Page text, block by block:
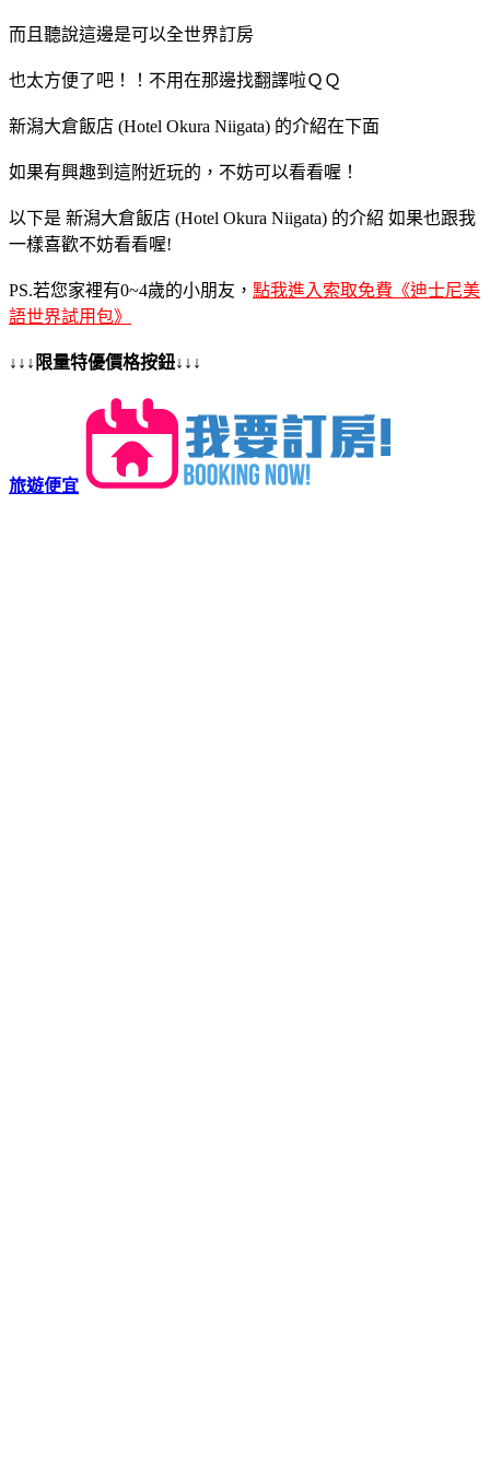
而且聽說這邊是可以全世界訂房
也太方便了吧！！不用在那邊找翻譯啦ＱＱ
新潟大倉飯店 (Hotel Okura Niigata) 的介紹在下面
如果有興趣到這附近玩的，不妨可以看看喔！
以下是 新潟大倉飯店 (Hotel Okura Niigata) 的介紹 如果也跟我
一樣喜歡不妨看看喔!
PS.若您家裡有0~4歲的小朋友， 點我進入索取免費《迪士尼美
語世界試用包》
↓↓↓限量特優價格按鈕↓↓↓
旅遊便宜